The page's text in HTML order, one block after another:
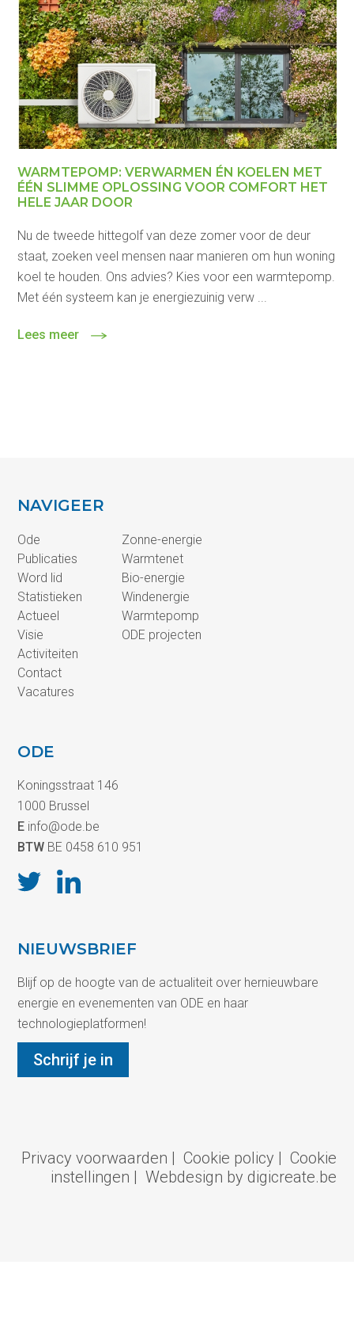
WARMTEPOMP: VERWARMEN ÉN KOELEN MET
ÉÉN SLIMME OPLOSSING VOOR COMFORT HET
HELE JAAR DOOR
Nu de tweede hittegolf van deze zomer voor de deur
staat, zoeken veel mensen naar manieren om hun woning
koel te houden. Ons advies? Kies voor een warmtepomp.
Met één systeem kan je energiezuinig verw ...
Lees meer
NAVIGEER
Ode
Publicaties
Word lid
Statistieken
Actueel
Visie
Activiteiten
Contact
Vacatures
Zonne-energie
Warmtenet
Bio-energie
Windenergie
Warmtepomp
ODE projecten
ODE
Koningsstraat 146
1000 Brussel
E info@ode.be
BTW BE 0458 610 951
NIEUWSBRIEF
Blijf op de hoogte van de actualiteit over hernieuwbare
energie en evenementen van ODE en haar
technologieplatformen!
Schrijf je in
Privacy voorwaarden | Cookie policy | Cookie
instellingen | Webdesign by digicreate.be